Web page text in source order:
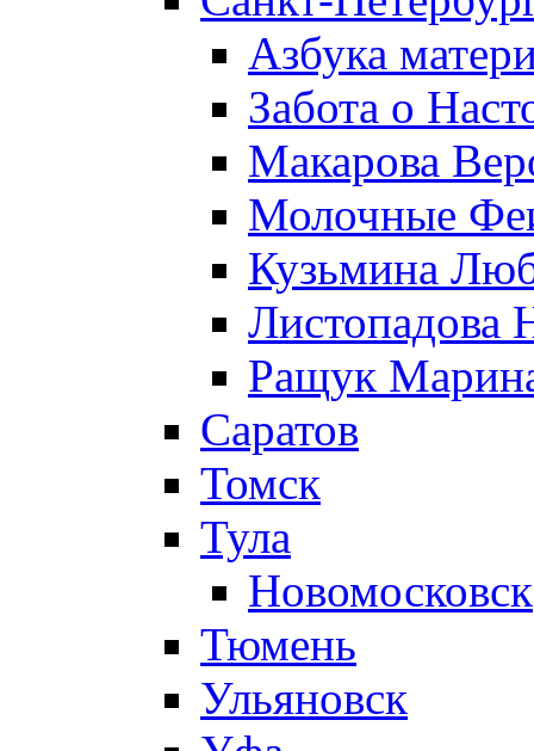
Азбука
Забота о
Макарова
Молочные
Кузьмина
Листопадова
Ращук
Саратов
Томск
Тула
Новомосковск
Тюмень
Ульяновск